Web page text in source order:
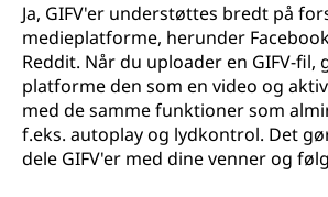
Ja, GIFV'er understøttes bredt på
medieplatforme, herunder
Reddit. Når du uploader en GIFV-fil,
platforme den som en video og
med de samme funktioner som
f.eks. autoplay og lydkontrol. Det
dele GIFV'er med dine venner og